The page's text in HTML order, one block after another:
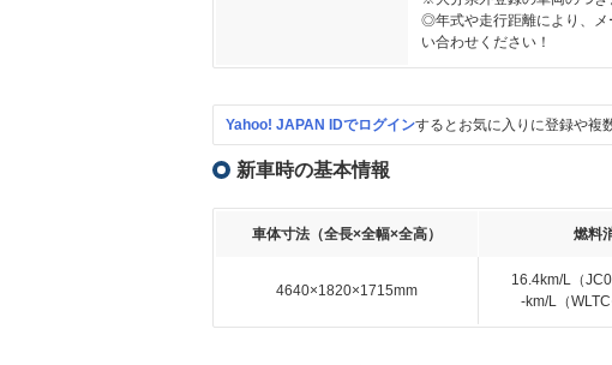
◎年式や走行距離により、メ
い合わせください！
Yahoo! JAPAN IDでログインするとお気に入りに登録や複
新車時の基本情報
車体寸法（全長×全幅×全高） 燃料
4640×1820×1715mm
16.4km/L（
-km/L（WLTC